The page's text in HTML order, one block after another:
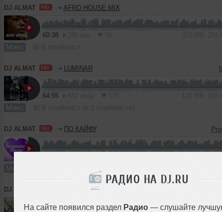
РАДИО НА DJ.RU
На сайте появился раздел Радио — слушайте
DJ ALMAT ➝ AFRO HOUSE MIX
60:38
Микс
DJ ALMAT ➝ LUMINAR
64:55
Микс
DJ ALMAT ➝ ПО КАЙФУ
Микс
DJ ALMAT КАРНАВАЛ